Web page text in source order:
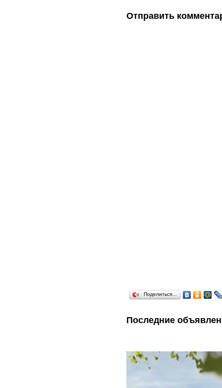
Отправить
Поделиться…
Последние